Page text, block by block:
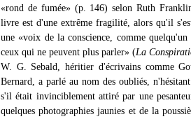
«rond de fumée» (p. 146) selon Ruth
livre est d'une extrême fragilité, alors qu'il
une «voix de la conscience, comme
ceux qui ne peuvent plus parler» (La
W. G. Sebald, héritier d'écrivains comme
Bernard, a parlé au nom des oubliés,
s'il était invinciblement attiré par une
quelques photographies jaunies et de la